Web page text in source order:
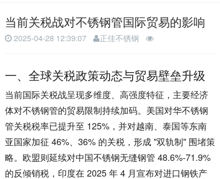
a
n
当前关税战对不锈钢管国际贸易的影响
2025-04-28 12:39:07 正佳不锈钢
一、全球关税政策动态与贸易壁垒升级
当前国际关税战呈现多维度、高强度特征，主要经济
体对不锈钢管的贸易限制持续加码。美国对华不锈钢
管关税税率已提升至 125%，并对越南、泰国等东南
亚国家加征 46%、36% 的关税，形成 "双轨制" 围堵策
略。欧盟则延续对中国不锈钢无缝钢管 48.6%-71.9%
的反倾销税，印度在 2025 年 4 月宣布对进口钢铁产